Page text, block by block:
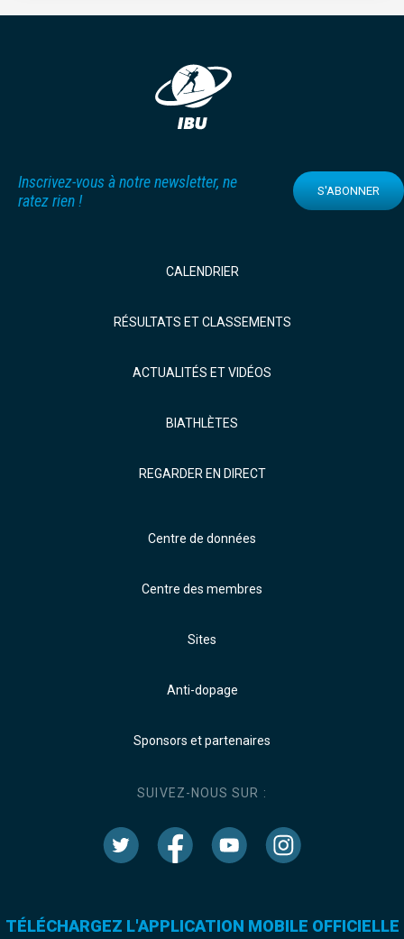
Inscrivez-vous à notre newsletter, ne
ratez rien !
S'ABONNER
CALENDRIER
RÉSULTATS ET CLASSEMENTS
ACTUALITÉS ET VIDÉOS
BIATHLÈTES
REGARDER EN DIRECT
Centre de données
Centre des membres
Sites
Anti-dopage
Sponsors et partenaires
SUIVEZ-NOUS SUR :
TÉLÉCHARGEZ L'APPLICATION MOBILE OFFICIELLE